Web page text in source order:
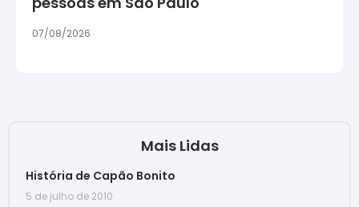
07/08/2026
Mais Lidas
História de Capão Bonito
5 de julho de 2010